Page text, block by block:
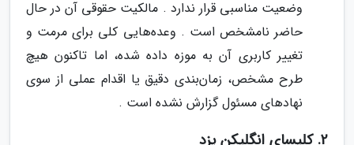
وضعیت مناسبی قرار ندارد . مالکیت حقوقی آن در حال
حاضر نامشخص است . وعده‌هایی کلی برای مرمت و
تغییر کاربری آن به موزه داده شده، اما تاکنون هیچ
طرح مشخص، زمان‌بندی دقیق یا اقدام عملی از سوی
نهادهای مسئول گزارش نشده است .